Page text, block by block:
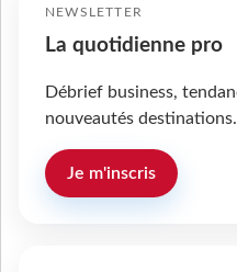
NEWSLETTER
La quotidienne pro
Débrief business,
nouveautés destinations.
Je m'inscris